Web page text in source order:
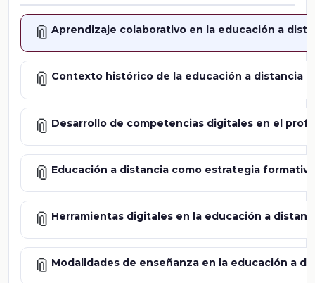
📎 Aprendizaje colaborativo en la educación a
📎 Contexto histórico de la educación a distancia
📎 Desarrollo de competencias digitales en el
📎 Educación a distancia como estrategia
📎 Herramientas digitales en la educación a
📎 Modalidades de enseñanza en la educación a